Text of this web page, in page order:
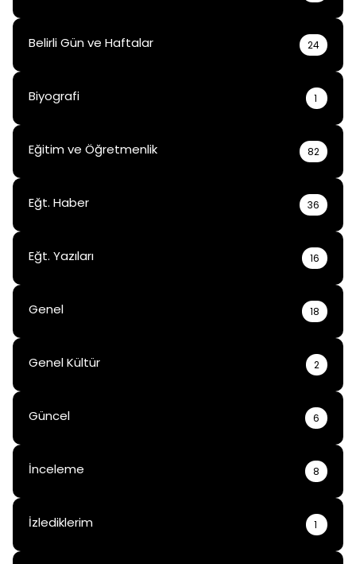
Belirli Gün ve Haftalar 24
Biyografi 1
Eğitim ve Öğretmenlik 82
Eğt. Haber 36
Eğt. Yazıları 16
Genel 18
Genel Kültür 2
Güncel 6
İnceleme 8
İzlediklerim 1